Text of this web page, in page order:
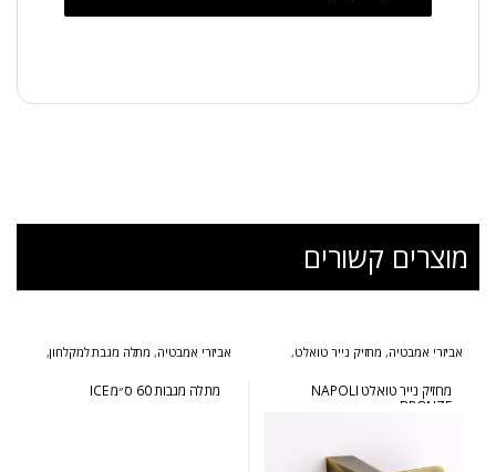
מוצרים קשורים
אביזרי אמבטיה, מחזיק נייר טואלט,
מחזיק נייר טואלט NAPOLI
BRONZE
אביזרי אמבטיה, מתלה מגבת למקלחון,
מתלה מגבות 60 ס״מ ICE